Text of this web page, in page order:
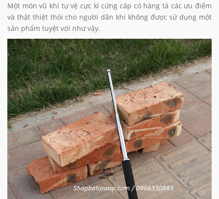
Một món vũ khí tự vệ cực kì cứng cáp có hàng tá các ưu điểm
và thật thiệt thòi cho người dân khi không được sử dụng một
sản phẩm tuyệt vời như vậy.